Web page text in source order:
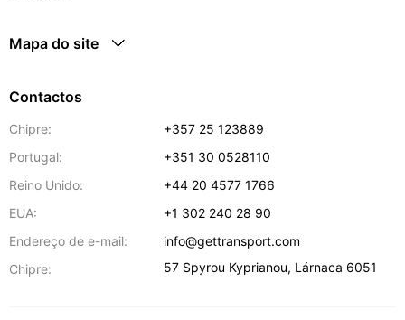
Mapa do site
Contactos
Chipre:
+357 25 123889
Portugal:
+351 30 0528110
Reino Unido:
+44 20 4577 1766
EUA:
+1 302 240 28 90
Endereço de e-mail:
info@gettransport.com
Chipre:
57 Spyrou Kyprianou, Lárnaca 6051